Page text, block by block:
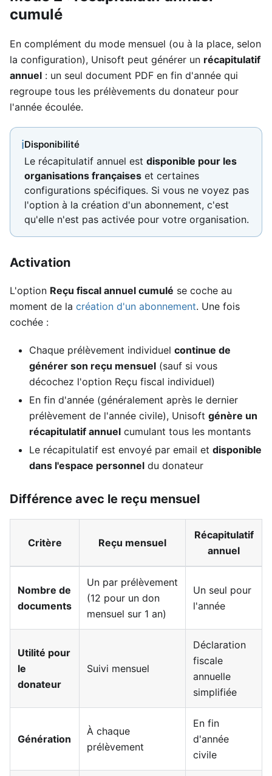
cumulé
En complément du mode mensuel (ou à la place, selon
la configuration), Unisoft peut générer un récapitulatif
annuel : un seul document PDF en fin d'année qui
regroupe tous les prélèvements du donateur pour
l'année écoulée.
ℹDisponibilité
Le récapitulatif annuel est disponible pour les
organisations françaises et certaines
configurations spécifiques. Si vous ne voyez pas
l'option à la création d'un abonnement, c'est
qu'elle n'est pas activée pour votre organisation.
Activation
L'option Reçu fiscal annuel cumulé se coche au
moment de la création d'un abonnement. Une fois
cochée :
Chaque prélèvement individuel continue de
générer son reçu mensuel (sauf si vous
décochez l'option Reçu fiscal individuel)
En fin d'année (généralement après le dernier
prélèvement de l'année civile), Unisoft génère un
récapitulatif annuel cumulant tous les montants
Le récapitulatif est envoyé par email et disponible
dans l'espace personnel du donateur
Différence avec le reçu mensuel
Critère Reçu mensuel
Récapitulatif
annuel
Nombre de
documents
Un par prélèvement
(12 pour un don
mensuel sur 1 an)
Un seul pour
l'année
Utilité pour
le
donateur
Suivi mensuel
Déclaration
fiscale
annuelle
simplifiée
Génération
À chaque
prélèvement
En fin
d'année
civile